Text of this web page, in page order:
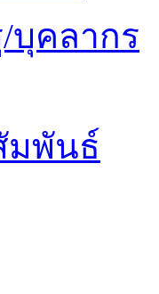
บุคลากร
มพันธ์